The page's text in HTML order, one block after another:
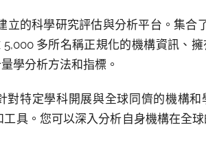
立的科學研究評估與分析平台。集合
多所名稱正規化的機構資訊、
學分析方法和指標。
特定學科開展與全球同儕的機構和
具。您可以深入分析自身機構在全球